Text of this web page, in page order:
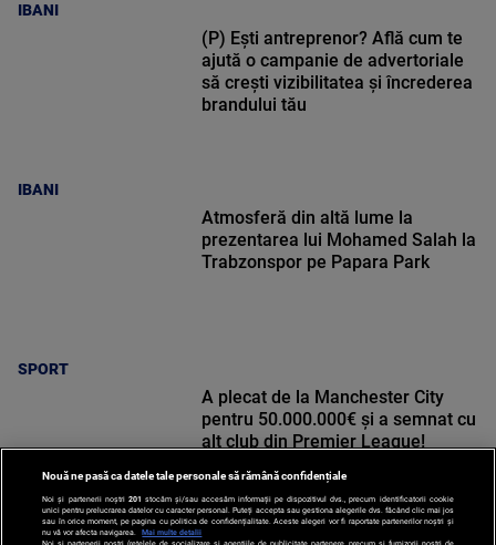
IBANI
IBANI
(P) Ești antreprenor? Află cum te
ajută o campanie de advertoriale
să crești vizibilitatea și încrederea
brandului tău
SPORT
Atmosferă din altă lume la
prezentarea lui Mohamed Salah la
Trabzonspor pe Papara Park
A plecat de la Manchester City
pentru 50.000.000€ și a semnat cu
alt club din Premier League!
Nouă ne pasă ca datele tale personale să rămână confidențiale
Noi și partenerii noștri 201 stocăm și/sau accesăm informații pe dispozitivul dvs., precum identificatorii cookie
unici pentru prelucrarea datelor cu caracter personal. Puteți accepta sau gestiona alegerile dvs. făcând clic mai jos
sau în orice moment, pe pagina cu politica de confidențialitate. Aceste alegeri vor fi raportate partenerilor noștri și
nu vă vor afecta navigarea.
Mai multe detalii
Noi si partenerii nostri (retelele de socializare si agentiile de publicitate partenere, precum si furnizorii nostri de